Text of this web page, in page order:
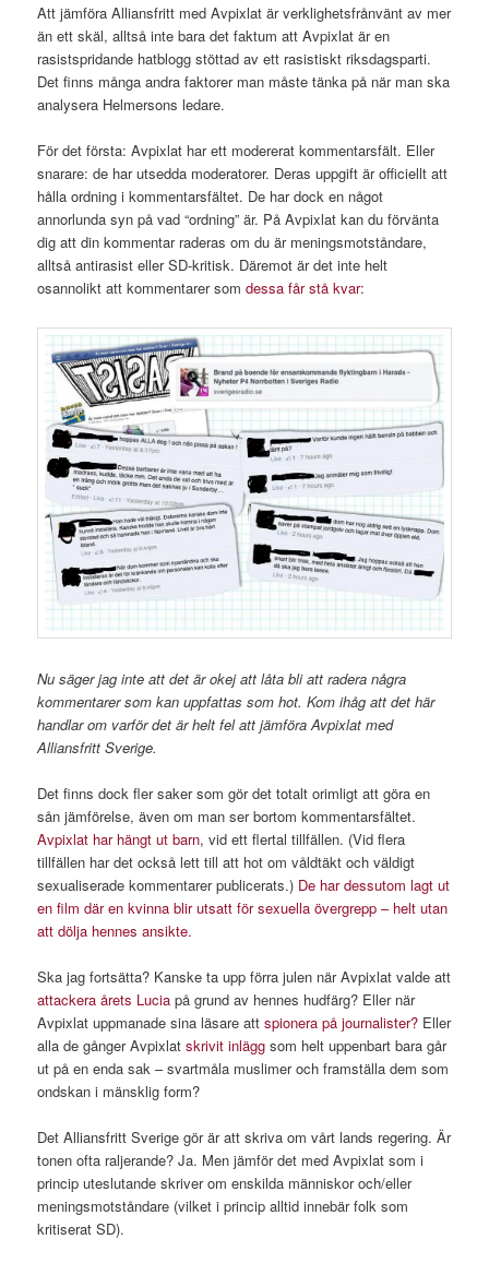
Att jämföra Alliansfritt med Avpixlat är verklighetsfrånvänt av mer
än ett skäl, alltså inte bara det faktum att Avpixlat är en
rasistspridande hatblogg stöttad av ett rasistiskt riksdagsparti.
Det finns många andra faktorer man måste tänka på när man ska
analysera Helmersons ledare.
För det första: Avpixlat har ett modererat kommentarsfält. Eller
snarare: de har utsedda moderatorer. Deras uppgift är officiellt att
hålla ordning i kommentarsfältet. De har dock en något
annorlunda syn på vad “ordning” är. På Avpixlat kan du förvänta
dig att din kommentar raderas om du är meningsmotståndare,
alltså antirasist eller SD-kritisk. Däremot är det inte helt
osannolikt att kommentarer somdessa får stå kvar:
Nu säger jag inte att det är okej att låta bli att radera några
kommentarer som kan uppfattas som hot. Kom ihåg att det här
handlar om varför det är helt fel att jämföra Avpixlat med
Alliansfritt Sverige.
Det finns dock fler saker som gör det totalt orimligt att göra en
sån jämförelse, även om man ser bortom kommentarsfältet.
Avpixlat har hängt ut barn, vid ett flertal tillfällen. (Vid flera
tillfällen har det också lett till att hot om våldtäkt och väldigt
sexualiserade kommentarer publicerats.) De har dessutom lagt ut
en film där en kvinna blir utsatt för sexuella övergrepp – helt utan
att dölja hennes ansikte.
Ska jag fortsätta? Kanske ta upp förra julen när Avpixlat valde att
attackera årets Lucia på grund av hennes hudfärg? Eller när
Avpixlat uppmanade sina läsare attspionera på journalister? Eller
alla de gånger Avpixlatskrivit inläggsom helt uppenbart bara går
ut på en enda sak – svartmåla muslimer och framställa dem som
ondskan i mänsklig form?
Det Alliansfritt Sverige gör är att skriva om vårt lands regering. Är
tonen ofta raljerande? Ja. Men jämför det med Avpixlat som i
princip uteslutande skriver om enskilda människor och/eller
meningsmotståndare (vilket i princip alltid innebär folk som
kritiserat SD).